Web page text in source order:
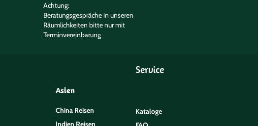
Achtung:
Beratungsgespräche in unseren
Räumlichkeiten bitte nur mit
Terminvereinbarung
Asien
China Reisen
Indien Reisen
Service
Kataloge